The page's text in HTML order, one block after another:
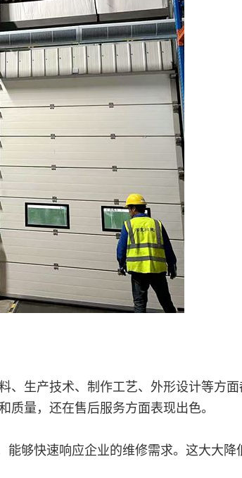
生产技术、制作工艺、外形设计等方面
质量，还在售后服务方面表现出色。
能够快速响应企业的维修需求。这大大降